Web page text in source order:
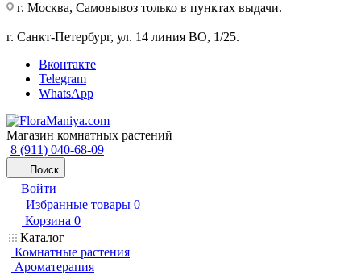
г. Москва, Самовывоз только в пунктах выдачи.
г. Санкт-Петербург, ул. 14 линия ВО, 1/25.
Вконтакте
Telegram
WhatsApp
Магазин комнатных растений
8 (911) 040-68-09
Поиск
Войти
Избранные товары 0
Корзина 0
Каталог
Комнатные растения
Ароматерапия